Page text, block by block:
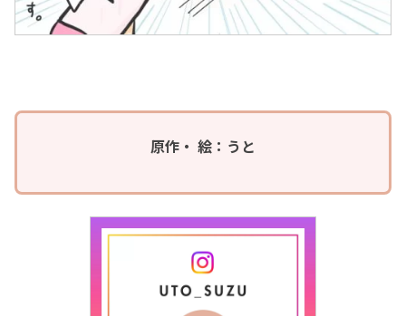
原作・ 絵：うと